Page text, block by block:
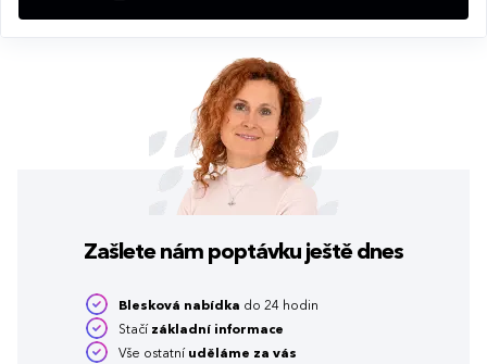
Zašlete nám poptávku ještě dnes
Blesková nabídka do 24 hodin
Stačí základní informace
Vše ostatní uděláme za vás